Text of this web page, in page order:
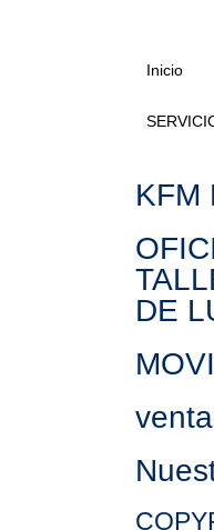
Inicio
KFM
DE